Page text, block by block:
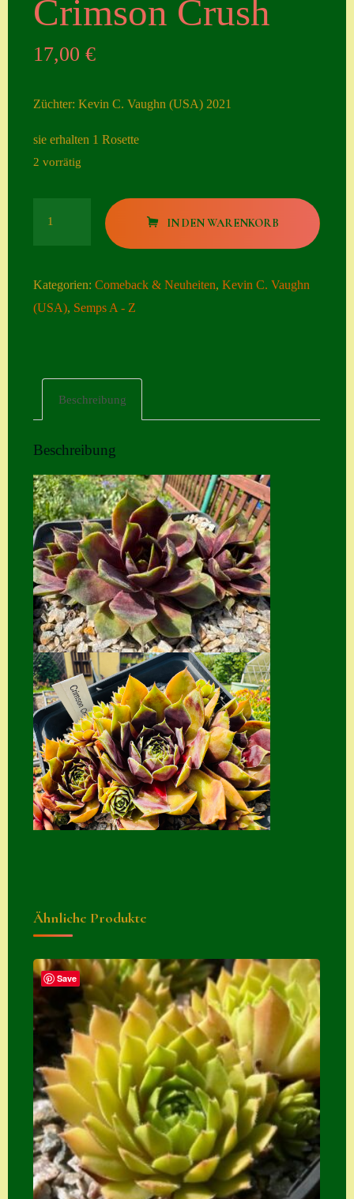
Seiten
Datenschutzerklä
mit Semps
Kontakt
Mein Konto
Naturformen
S. x nixonii
Semps die ich
suche
Semps von A – Z
Shop
Suche
Sue Thomas
Translator
Versand
ng
Zahlung
Zahlungs- &
Versandinfos
Zubehör
Zubehör
Crimson Crush
17,00€
Züchter: Kevin C. Vaughn (USA) 2021
sie erhalten 1 Rosette
2 vorrätig
IN DEN WARENKORB
Kategorien:Comeback & Neuheiten,Kevin C. Vaughn
(USA), Semps A - Z
Beschreibung
Beschreibung
Ähnliche Produkte
Save